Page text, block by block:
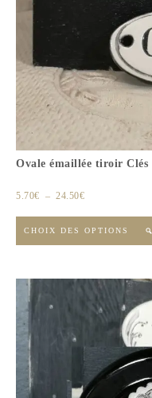
Ovale émaillée tiroir Clés
5.70€ – 24.50€
CHOIX DES OPTIONS 